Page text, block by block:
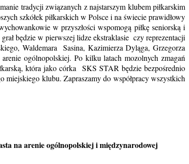
tradycji związanych z najstarszym klubem piłkarskim
szkółek piłkarskich w Polsce i na świecie prawidłowy
w przyszłości wspomogą piłkę seniorską i
będzie w pierwszej lidze ekstraklasie czy reprezentacji
Waldemara Sasina, Kazimierza Dyląga, Grzegorza
ogólnopolskiej. Po kilku latach mozolnych zmagań
która jako córka SKS STAR będzie bezpośrednio
klubu. Zapraszamy do współpracy wszystkich
na arenie ogólnopolskiej i międzynarodowej